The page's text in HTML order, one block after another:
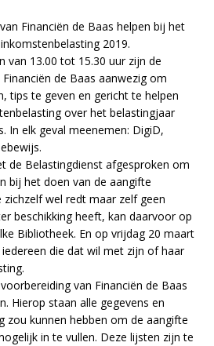
Financiën de Baas helpen bij het
2019.
van 13.00 tot 15.30 uur zijn de
de Baas aanwezig om
tips te geven en gericht te helpen
over het belastingjaar
In elk geval meenemen: DigiD,
de Belastingdienst afgesproken om
bij het doen van de aangifte
wel redt maar zelf geen
beschikking heeft, kan daarvoor op
Bibliotheek. En op vrijdag 20 maart
die dat wil met zijn of haar
van Financiën de Baas
Hierop staan alle gegevens en
zou kunnen hebben om de aangifte
in te vullen. Deze lijsten zijn te